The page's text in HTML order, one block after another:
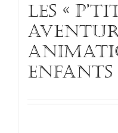
Les «
enfants